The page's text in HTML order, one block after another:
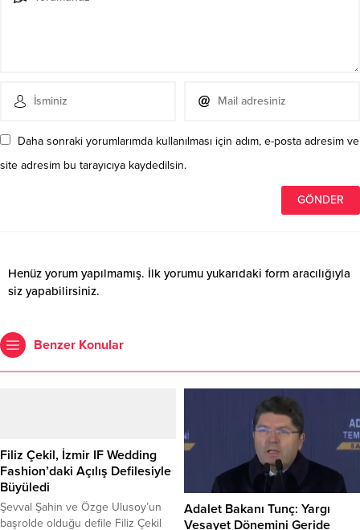
Daha sonraki yorumlarımda kullanılması için adım, e-posta adresim ve
site adresim bu tarayıcıya kaydedilsin.
Henüz yorum yapılmamış. İlk yorumu yukarıdaki form aracılığıyla
siz yapabilirsiniz.
Benzer Konular
Filiz Çekil, İzmir IF Wedding
Fashion’daki Açılış Defilesiyle
Büyüledi
Şevval Şahin ve Özge Ulusoy’un
başrolde olduğu defile Filiz Çekil
Adalet Bakanı Tunç: Yargı
Vesayet Dönemini Geride